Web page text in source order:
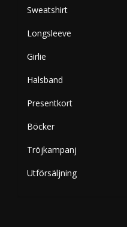
Sweatshirt
Longsleeve
Girlie
Halsband
Presentkort
Böcker
Tröjkampanj
Utförsäljning